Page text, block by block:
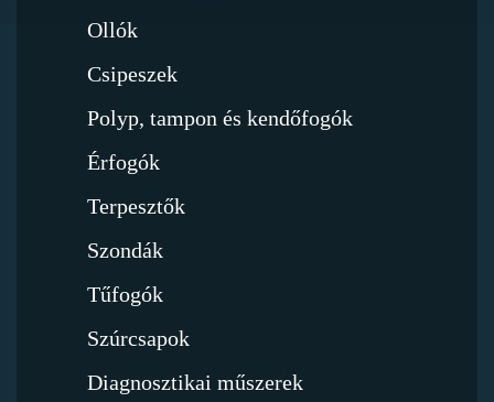
Ollók
Csipeszek
Polyp, tampon és kendőfogók
Érfogók
Terpesztők
Szondák
Tűfogók
Szúrcsapok
Diagnosztikai műszerek